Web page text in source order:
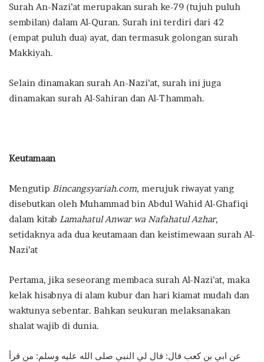
Surah An-Nazi’at merupakan surah ke-79 (tujuh puluh
sembilan) dalam Al-Quran. Surah ini terdiri dari 42
(empat puluh dua) ayat, dan termasuk golongan surah
Makkiyah.
Selain dinamakan surah An-Nazi’at, surah ini juga
dinamakan surah Al-Sahiran dan Al-Thammah.
Keutamaan
Mengutip Bincangsyariah.com, merujuk riwayat yang
disebutkan oleh Muhammad bin Abdul Wahid Al-Ghafiqi
dalam kitab Lamahatul Anwar wa Nafahatul Azhar,
setidaknya ada dua keutamaan dan keistimewaan surah Al-
Nazi’at
Pertama, jika seseorang membaca surah Al-Nazi’at, maka
kelak hisabnya di alam kubur dan hari kiamat mudah dan
waktunya sebentar. Bahkan seukuran melaksanakan
shalat wajib di dunia.
عن ابي بن كعب قال: قال لي النبي صلى الله عليه وسلم: من قرأ